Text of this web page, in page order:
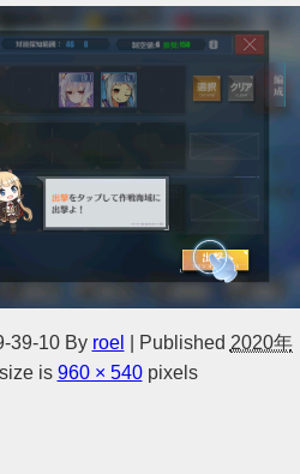
39-10 By roel Published 2020年
is 960 × 540pixels